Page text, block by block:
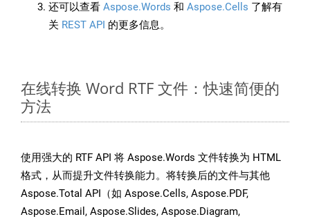
还可以查看 Aspose.Words 和 Aspose.Cells 了解有
关 REST API 的更多信息。
在线转换 Word RTF 文件：快速简便的
方法
使用强大的 RTF API 将 Aspose.Words 文件转换为 HTML
格式，从而提升文件转换能力。将转换后的文件与其他
Aspose.Total API（如 Aspose.Cells, Aspose.PDF,
Aspose.Email, Aspose.Slides, Aspose.Diagram,